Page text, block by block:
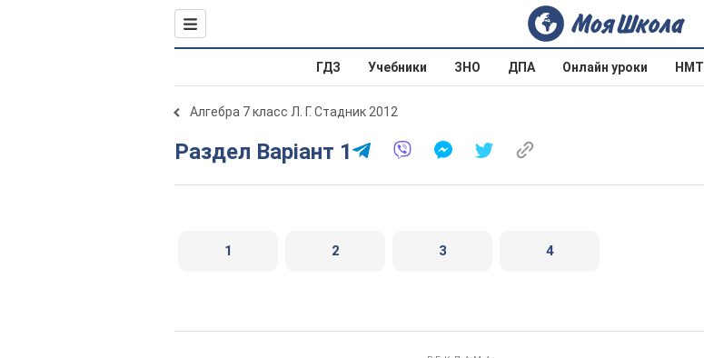
ГДЗ Учебники ЗНО ДПА Онлайн уроки НМТ
Алгебра 7 класс Л. Г. Стадник 2012
Раздел Варіант 1
1 2 3 4